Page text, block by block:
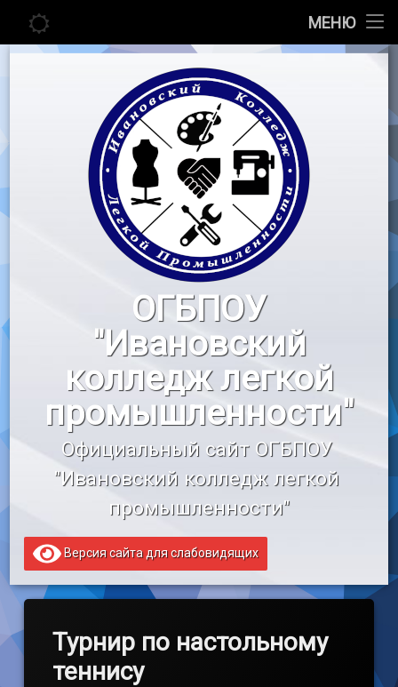
МЕНЮ
Главная
Педагогу
Воспитательная работа
«Профессионалы»
«Профессионалитет»
Образовательный кредит
Перейти
ОГБПОУ
"Ивановский
колледж легкой
промышленности"
Официальный сайт ОГБПОУ
"Ивановский колледж легкой
промышленности"
Версия сайта для слабовидящих
Турнир по настольному
теннису